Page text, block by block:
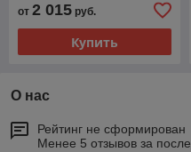
от 2 015 руб.
Купить
О нас
Рейтинг не сформирован
Менее 5 отзывов за